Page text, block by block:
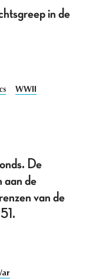
in de
WWII
De
aan de
van de